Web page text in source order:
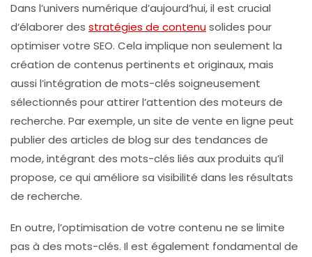
Dans l’univers numérique d’aujourd’hui, il est crucial
d’élaborer des stratégies de contenusolides pour
optimiser votre SEO. Cela implique non seulement la
création de contenus pertinents et originaux, mais
aussi l’intégration de mots-clés soigneusement
sélectionnés pour attirer l’attention des moteurs de
recherche. Par exemple, un site de vente en ligne peut
publier des articles de blog sur des tendances de
mode, intégrant des mots-clés liés aux produits qu’il
propose, ce qui améliore sa visibilité dans les résultats
de recherche.
En outre, l’optimisation de votre contenu ne se limite
pas à des mots-clés. Il est également fondamental de